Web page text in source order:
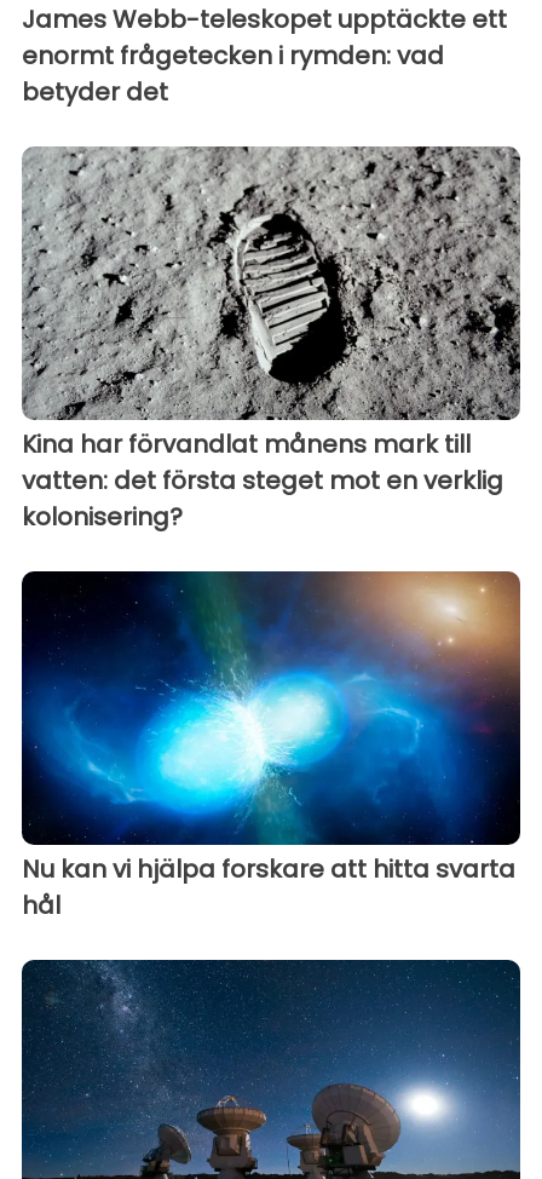
James Webb-teleskopet upptäckte ett
enormt frågetecken i rymden: vad
betyder det
Kina har förvandlat månens mark till
vatten: det första steget mot en verklig
kolonisering?
Nu kan vi hjälpa forskare att hitta svarta
hål